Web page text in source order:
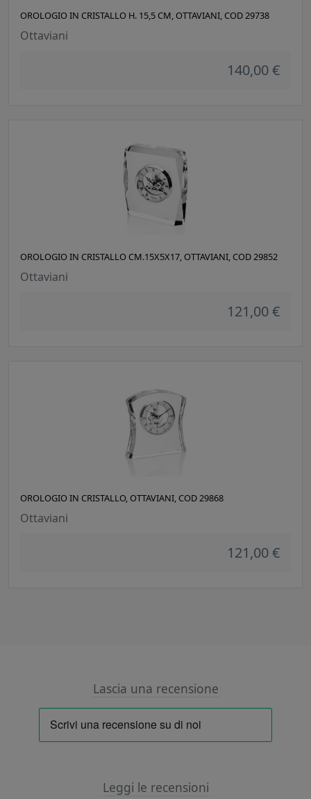
OROLOGIO IN CRISTALLO H. 15,5 CM, OTTAVIANI, COD 29738
Ottaviani
140,00 €
OROLOGIO IN CRISTALLO CM.15X5X17, OTTAVIANI, COD 29852
Ottaviani
121,00 €
OROLOGIO IN CRISTALLO, OTTAVIANI, COD 29868
Ottaviani
121,00 €
Lascia una recensione
Leggi le recensioni